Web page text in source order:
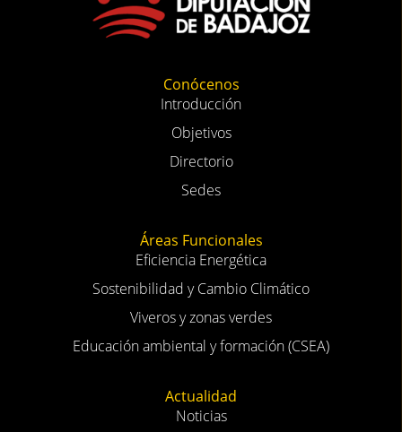
Conócenos
Introducción
Objetivos
Directorio
Sedes
Áreas Funcionales
Eficiencia Energética
Sostenibilidad y Cambio Climático
Viveros y zonas verdes
Educación ambiental y formación (CSEA)
Actualidad
Noticias